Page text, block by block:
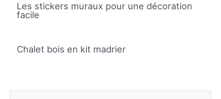
Les stickers muraux pour une décoration
facile
Chalet bois en kit madrier